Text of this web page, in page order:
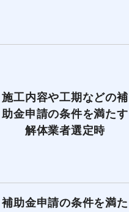
施工内容や工期などの補
助金申請の条件を満たす
解体業者選定時
補助金申請の条件を満た